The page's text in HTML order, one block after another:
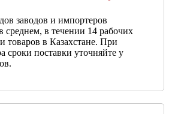
заводов и импортеров
среднем, в течении 14 рабочих
товаров в Казахстане. При
сроки поставки уточняйте у